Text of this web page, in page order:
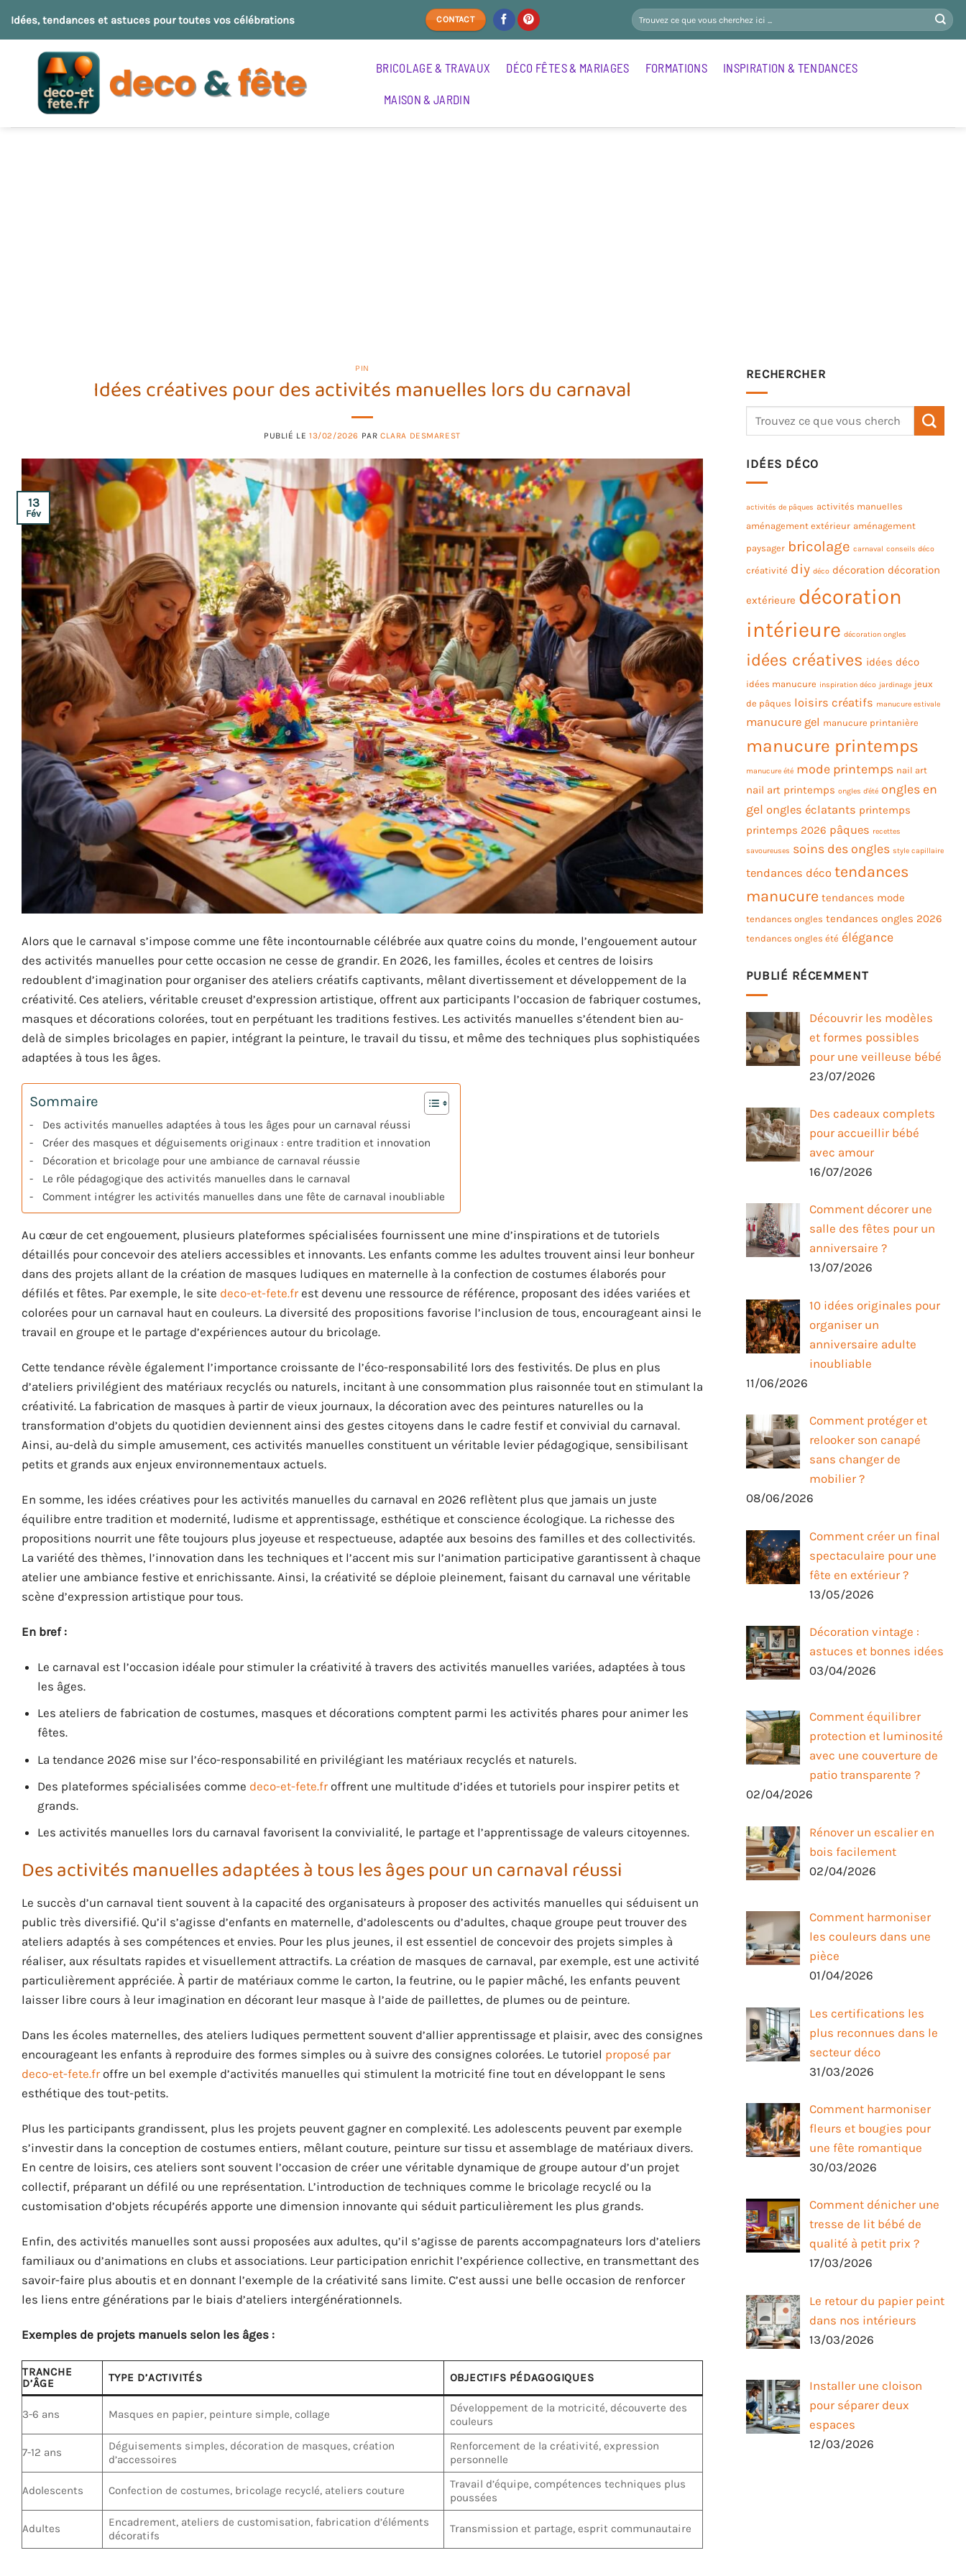
au
Idées, tendances et astuces pour toutes vos célébrations CONTACT
BRICOLAGE & TRAVAUX DÉCO FÊTES & MARIAGES FORMATIONS INSPIRATION & TENDANCES
MAISON & JARDIN
PIN
Idées créatives pour des activités manuelles lors du carnaval
PUBLIÉ LE13/02/2026 PAR CLARA DESMAREST
13
Fév
Alors que le carnaval s’impose comme une fête incontournable célébrée aux quatre coins du monde, l’engouement autour
des activités manuelles pour cette occasion ne cesse de grandir. En 2026, les familles, écoles et centres de loisirs
redoublent d’imagination pour organiser des ateliers créatifs captivants, mêlant divertissement et développement de la
créativité. Ces ateliers, véritable creuset d’expression artistique, offrent aux participants l’occasion de fabriquer costumes,
masques et décorations colorées, tout en perpétuant les traditions festives. Les activités manuelles s’étendent bien au-
delà de simples bricolages en papier, intégrant la peinture, le travail du tissu, et même des techniques plus sophistiquées
adaptées à tous les âges.
Sommaire
Des activités manuelles adaptées à tous les âges pour un carnaval réussi
Créer des masques et déguisements originaux : entre tradition et innovation
Décoration et bricolage pour une ambiance de carnaval réussie
Le rôle pédagogique des activités manuelles dans le carnaval
Comment intégrer les activités manuelles dans une fête de carnaval inoubliable
Au cœur de cet engouement, plusieurs plateformes spécialisées fournissent une mine d’inspirations et de tutoriels
détaillés pour concevoir des ateliers accessibles et innovants. Les enfants comme les adultes trouvent ainsi leur bonheur
dans des projets allant de la création de masques ludiques en maternelle à la confection de costumes élaborés pour
défilés et fêtes. Par exemple, le site deco-et-fete.fr est devenu une ressource de référence, proposant des idées variées et
colorées pour un carnaval haut en couleurs. La diversité des propositions favorise l’inclusion de tous, encourageant ainsi le
travail en groupe et le partage d’expériences autour du bricolage.
Cette tendance révèle également l’importance croissante de l’éco-responsabilité lors des festivités. De plus en plus
d’ateliers privilégient des matériaux recyclés ou naturels, incitant à une consommation plus raisonnée tout en stimulant la
créativité. La fabrication de masques à partir de vieux journaux, la décoration avec des peintures naturelles ou la
transformation d’objets du quotidien deviennent ainsi des gestes citoyens dans le cadre festif et convivial du carnaval.
Ainsi, au-delà du simple amusement, ces activités manuelles constituent un véritable levier pédagogique, sensibilisant
petits et grands aux enjeux environnementaux actuels.
En somme, les idées créatives pour les activités manuelles du carnaval en 2026 reflètent plus que jamais un juste
équilibre entre tradition et modernité, ludisme et apprentissage, esthétique et conscience écologique. La richesse des
propositions nourrit une fête toujours plus joyeuse et respectueuse, adaptée aux besoins des familles et des collectivités.
La variété des thèmes, l’innovation dans les techniques et l’accent mis sur l’animation participative garantissent à chaque
atelier une ambiance festive et enrichissante. Ainsi, la créativité se déploie pleinement, faisant du carnaval une véritable
scène d’expression artistique pour tous.
En bref :
Le carnaval est l’occasion idéale pour stimuler la créativité à travers des activités manuelles variées, adaptées à tous
les âges.
Les ateliers de fabrication de costumes, masques et décorations comptent parmi les activités phares pour animer les
fêtes.
La tendance 2026 mise sur l’éco-responsabilité en privilégiant les matériaux recyclés et naturels.
Des plateformes spécialisées comme deco-et-fete.fr offrent une multitude d’idées et tutoriels pour inspirer petits et
grands.
Les activités manuelles lors du carnaval favorisent la convivialité, le partage et l’apprentissage de valeurs citoyennes.
Des activités manuelles adaptées à tous les âges pour un carnaval réussi
Le succès d’un carnaval tient souvent à la capacité des organisateurs à proposer des activités manuelles qui séduisent un
public très diversifié. Qu’il s’agisse d’enfants en maternelle, d’adolescents ou d’adultes, chaque groupe peut trouver des
ateliers adaptés à ses compétences et envies. Pour les plus jeunes, il est essentiel de concevoir des projets simples à
réaliser, aux résultats rapides et visuellement attractifs. La création de masques de carnaval, par exemple, est une activité
particulièrement appréciée. À partir de matériaux comme le carton, la feutrine, ou le papier mâché, les enfants peuvent
laisser libre cours à leur imagination en décorant leur masque à l’aide de paillettes, de plumes ou de peinture.
Dans les écoles maternelles, des ateliers ludiques permettent souvent d’allier apprentissage et plaisir, avec des consignes
encourageant les enfants à reproduire des formes simples ou à suivre des consignes colorées. Le tutoriel proposé par
deco-et-fete.fr offre un bel exemple d’activités manuelles qui stimulent la motricité fine tout en développant le sens
esthétique des tout-petits.
Plus les participants grandissent, plus les projets peuvent gagner en complexité. Les adolescents peuvent par exemple
s’investir dans la conception de costumes entiers, mêlant couture, peinture sur tissu et assemblage de matériaux divers.
En centre de loisirs, ces ateliers sont souvent l’occasion de créer une véritable dynamique de groupe autour d’un projet
collectif, préparant un défilé ou une représentation. L’introduction de techniques comme le bricolage recyclé ou la
customisation d’objets récupérés apporte une dimension innovante qui séduit particulièrement les plus grands.
Enfin, des activités manuelles sont aussi proposées aux adultes, qu’il s’agisse de parents accompagnateurs lors d’ateliers
familiaux ou d’animations en clubs et associations. Leur participation enrichit l’expérience collective, en transmettant des
savoir-faire plus aboutis et en donnant l’exemple de la créativité sans limite. C’est aussi une belle occasion de renforcer
les liens entre générations par le biais d’ateliers intergénérationnels.
Exemples de projets manuels selon les âges :
TRANCHE
D’ÂGE
TYPE D’ACTIVITÉS OBJECTIFS PÉDAGOGIQUES
3-6 ans Masques en papier, peinture simple, collage
Développement de la motricité, découverte des
couleurs
7-12 ans
Déguisements simples, décoration de masques, création
d’accessoires
Renforcement de la créativité, expression
personnelle
Adolescents Confection de costumes, bricolage recyclé, ateliers couture
Travail d’équipe, compétences techniques plus
poussées
Adultes
Encadrement, ateliers de customisation, fabrication d’éléments
décoratifs
Transmission et partage, esprit communautaire
RECHERCHER
IDÉES DÉCO
activités de pâques activités manuelles
aménagement extérieur aménagement
paysager bricolage carnaval conseils déco
créativité diy déco décoration décoration
extérieure décoration
intérieure décoration ongles
idées créatives idées déco
idées manucure inspiration déco jardinage jeux
de pâques loisirs créatifs manucure estivale
manucure gel manucure printanière
manucure printemps
manucure été mode printemps nail art
nail art printemps ongles d'été ongles en
gel ongles éclatants printemps
printemps 2026 pâques recettes
savoureuses soins des ongles style capillaire
tendances déco tendances
manucure tendances mode
tendances ongles tendances ongles 2026
tendances ongles été élégance
PUBLIÉ RÉCEMMENT
Découvrir les modèles
et formes possibles
pour une veilleuse bébé
23/07/2026
Des cadeaux complets
pour accueillir bébé
avec amour
16/07/2026
Comment décorer une
salle des fêtes pour un
anniversaire ?
13/07/2026
10 idées originales pour
organiser un
anniversaire adulte
inoubliable
11/06/2026
Comment protéger et
relooker son canapé
sans changer de
mobilier ?
08/06/2026
Comment créer un final
spectaculaire pour une
fête en extérieur ?
13/05/2026
Décoration vintage :
astuces et bonnes idées
03/04/2026
Comment équilibrer
protection et luminosité
avec une couverture de
patio transparente ?
02/04/2026
Rénover un escalier en
bois facilement
02/04/2026
Comment harmoniser
les couleurs dans une
pièce
01/04/2026
Les certifications les
plus reconnues dans le
secteur déco
31/03/2026
Comment harmoniser
fleurs et bougies pour
une fête romantique
30/03/2026
Comment dénicher une
tresse de lit bébé de
qualité à petit prix ?
17/03/2026
Le retour du papier peint
dans nos intérieurs
13/03/2026
Installer une cloison
pour séparer deux
espaces
12/03/2026